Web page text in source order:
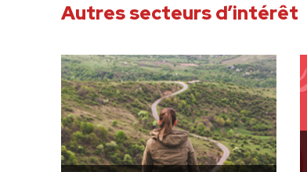
Autres secteurs d’intérêt